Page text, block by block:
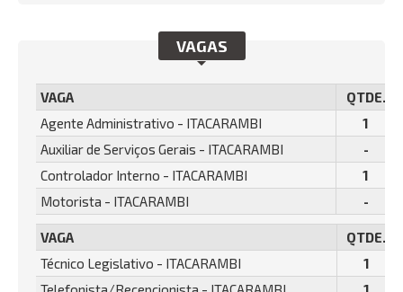
VAGAS
VAGA
QTDE.
Agente Administrativo - ITACARAMBI
1
Auxiliar de Serviços Gerais - ITACARAMBI
-
Controlador Interno - ITACARAMBI
1
Motorista - ITACARAMBI
-
VAGA
QTDE.
Técnico Legislativo - ITACARAMBI
1